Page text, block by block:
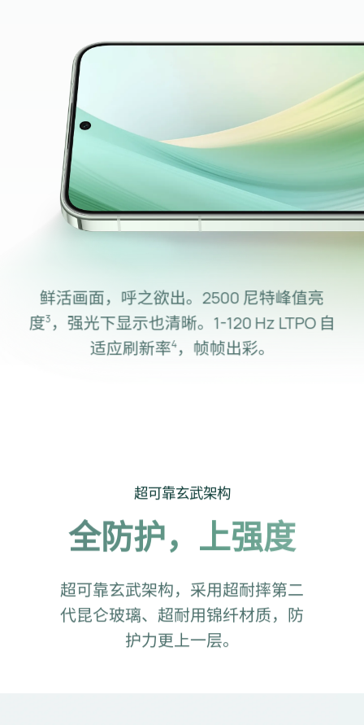
鲜活画面，呼之欲出。2500 尼特峰值亮
度⁠3 ，强光下显示也清晰。 1-120 Hz LTPO 自
适应刷新率⁠4，帧帧出⁠彩。
超可靠玄武架构
全防护，上强度
超可靠玄武架构，采用超耐摔第二
代昆仑玻璃、超耐用锦纤材质， 防
护力更上一⁠层。